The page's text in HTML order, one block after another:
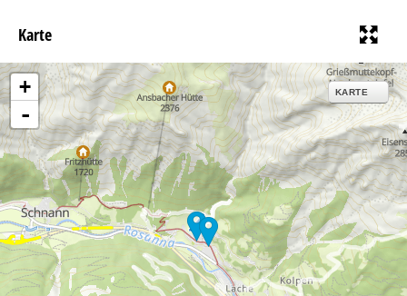
Karte
+
-
KARTE